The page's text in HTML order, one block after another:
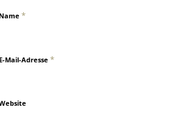
Name *
E-Mail-Adresse *